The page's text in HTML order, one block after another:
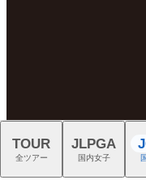
TOUR
全ツアー
JLPGA
国内女子